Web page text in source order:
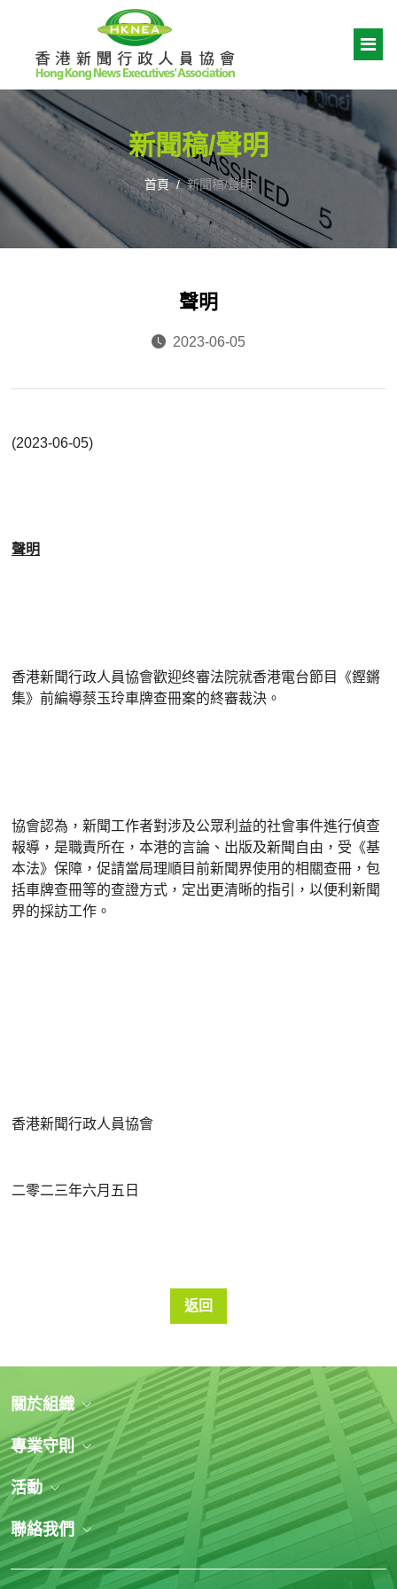
新聞稿/聲明
首頁 新聞稿/聲明
聲明
2023-06-05
(2023-06-05)
聲明
香港新聞行政人員協會歡迎终審法院就香港電台節目《鏗鏘
集》前編導蔡玉玲車牌查冊案的終審裁決。
協會認為，新聞工作者對涉及公眾利益的社會事件進行偵查
報導，是職責所在，本港的言論、出版及新聞自由，受《基
本法》保障，促請當局理順目前新聞界使用的相關查冊，包
括車牌查冊等的查證方式，定出更清晰的指引，以便利新聞
界的採訪工作。
香港新聞行政人員協會
二零二三年六月五日
返回
關於組織
專業守則
活動
聯絡我們